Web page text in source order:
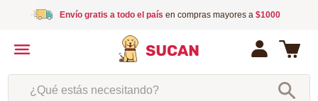
Envío gratis a todo el país en compras mayores a $1000
¿Qué estás necesitando?